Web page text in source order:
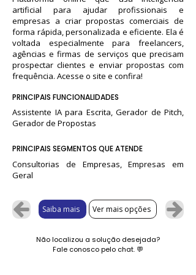
artificial para ajudar profissionais e
empresas a criar propostas comerciais de
forma rápida, personalizada e eficiente. Ela é
voltada especialmente para freelancers,
agências e firmas de serviços que precisam
prospectar clientes e enviar propostas com
frequência. Acesse o site e confira!
PRINCIPAIS FUNCIONALIDADES
Assistente IA para Escrita, Gerador de Pitch,
Gerador de Propostas
PRINCIPAIS SEGMENTOS QUE ATENDE
Consultorias de Empresas, Empresas em
Geral
Saiba mais Ver mais opções
Não localizou a solução desejada?
Fale conosco pelo chat.💬